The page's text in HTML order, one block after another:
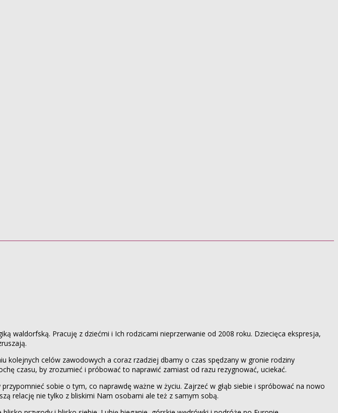
waldorfską. Pracuję z dziećmi i Ich rodzicami nieprzerwanie od 2008 roku. Dziecięca ekspresja,
celów zawodowych a coraz rzadziej dbamy o czas spędzany w gronie rodziny
czasu, by zrozumieć i próbować to naprawić zamiast od razu rezygnować, uciekać.
sobie o tym, co naprawdę ważne w życiu. Zajrzeć w głąb siebie i spróbować na nowo
relację nie tylko z bliskimi Nam osobami ale też z samym sobą.